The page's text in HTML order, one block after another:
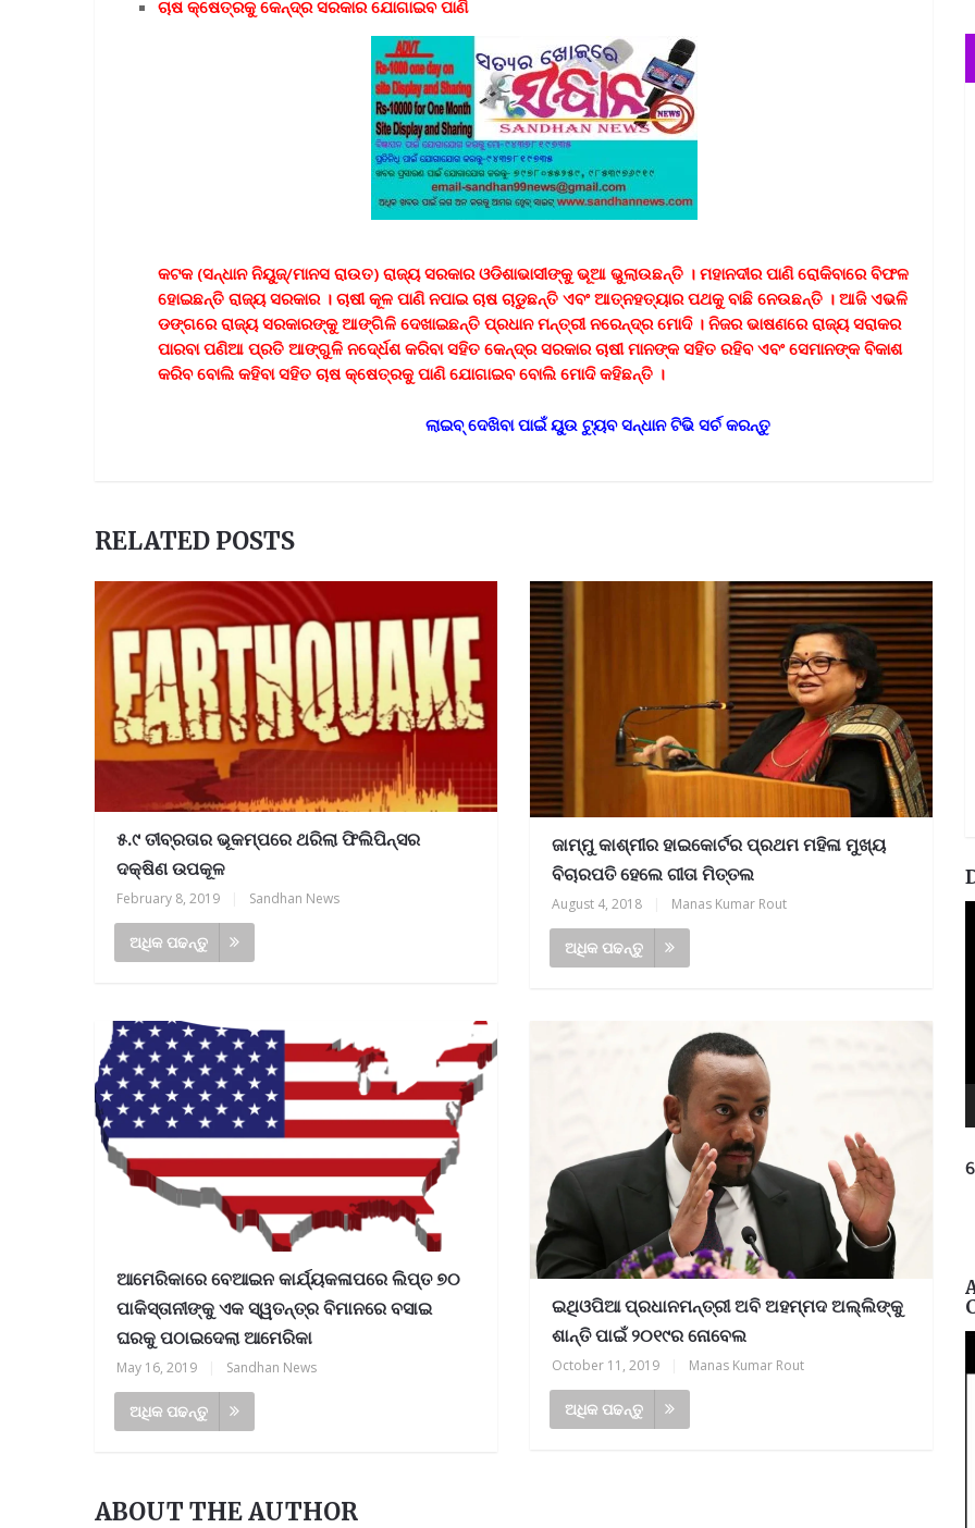
ଚାଷ କ୍ଷେତ୍ରକୁ କେନ୍ଦ୍ର ସରକାର ଯୋଗାଇବ ପାଣି
କଟକ (ସନ୍ଧାନ ନିୟୁଜ୍/ମାନସ ରାଉତ) ରାଜ୍ୟ ସରକାର ଓଡିଶାଭାସୀଙ୍କୁ ଭୂଆ ଭୁଲାଉଛନ୍ତି । ମହାନଦୀର ପାଣି ରୋକିବାରେ ବିଫଳ
ହୋଇଛନ୍ତି ରାଜ୍ୟ ସରକାର । ଚାଷୀ କୂଳ ପାଣି ନପାଇ ଚାଷ ଚାଡୁଛନ୍ତି ଏବଂ ଆତ୍ନହତ୍ୟାର ପଥକୁ ବାଛି ନେଉଛନ୍ତି । ଆଜି ଏଭଳି
ଡଙ୍ଗରେ ରାଜ୍ୟ ସରକାରଙ୍କୁ ଆଙ୍ଗିଳି ଦେଖାଇଛନ୍ତି ପ୍ରଧାନ ମନ୍ତ୍ରୀ ନରେନ୍ଦ୍ର ମୋଦି । ନିଜର ଭାଷଣରେ ରାଜ୍ୟ ସରାକର
ପାରବା ପଣିଆ ପ୍ରତି ଆଙ୍ଗୁଳି ନଦେ୍ର୍ଧଶ କରିବା ସହିତ କେନ୍ଦ୍ର ସରକାର ଚାଷୀ ମାନଙ୍କ ସହିତ ରହିବ ଏବଂ ସେମାନଙ୍କ ବିକାଶ
କରିବ ବୋଲି କହିବା ସହିତ ଚାଷ କ୍ଷେତ୍ରକୁ ପାଣି ଯୋଗାଇବ ବୋଲି ମୋଦି କହିଛନ୍ତି ।
ଲାଇବ୍ ଦେଖିବା ପାଇଁ ୟୁଉ ଟ୍ୟୁବସନ୍ଧାନ ଟିଭି ସର୍ଚ କରନ୍ତୁ
RELATED POSTS
୫.୯ ତୀବ୍ରତାର ଭୂକମ୍ପରେ ଥରିଲା ଫିଲିପିନ୍ସର
ଦକ୍ଷିଣ ଉପକୂଳ
February 8, 2019 Sandhan News
ଅଧିକ ପଢନ୍ତୁ
ଜାମ୍ମୁ କାଶ୍ମୀର ହାଇକୋର୍ଟର ପ୍ରଥମ ମହିଳା ମୁଖ୍ୟ
ବିଚାରପତି ହେଲେ ଗୀତା ମିତ୍ତଲ
August 4, 2018 Manas Kumar Rout
ଅଧିକ ପଢନ୍ତୁ
ଆମେରିକାରେ ବେଆଇନ କାର୍ଯ୍ୟକଳାପରେ ଲିପ୍ତ ୭୦
ପାକିସ୍ତାନୀଙ୍କୁ ଏକ ସ୍ୱତନ୍ତ୍ର ବିମାନରେ ବସାଇ
ଘରକୁ ପଠାଇଦେଲା ଆମେରିକା
May 16, 2019 Sandhan News
ଅଧିକ ପଢନ୍ତୁ
ଇଥିଓପିଆ ପ୍ରଧାନମନ୍ତ୍ରୀ ଅବି ଅହମ୍ମଦ ଅଲ୍ଲିଙ୍କୁ
ଶାନ୍ତି ପାଇଁ ୨୦୧୯ର ନୋବେଲ
October 11, 2019 Manas Kumar Rout
ଅଧିକ ପଢନ୍ତୁ
ABOUT THE AUTHOR